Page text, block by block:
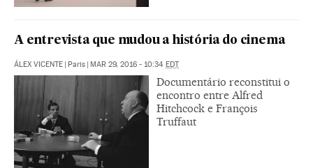
A entrevista que mudou a história do cinema
ÁLEX VICENTE | Paris | MAR 29, 2016 - 10:34 EDT
Documentário reconstitui o
encontro entre Alfred
Hitchcock e François
Truffaut